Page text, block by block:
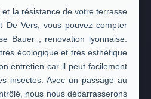
la résistance de votre terrasse
De Vers, vous pouvez compter
Bauer , renovation lyonnaise.
écologique et très esthétique
entretien car il peut facilement
insectes. Avec un passage au
nous nous débarrasserons